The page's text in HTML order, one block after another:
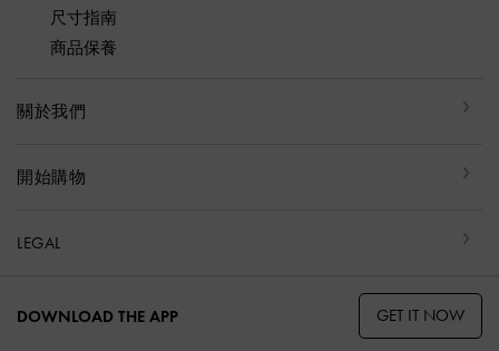
尺寸指南
商品保養
關於我們
開始購物
LEGAL
DOWNLOAD THE APP GET IT NOW